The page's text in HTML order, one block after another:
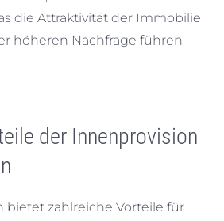
die Attraktivität der Immobilie
höheren Nachfrage führen
der Innenprovision
bietet zahlreiche Vorteile für